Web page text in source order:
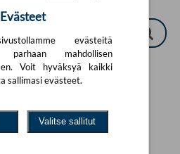
Yritä uutta hakua alla olevalla
Evästeet
evästeitä
parhaan mahdollisen
Voit hyväksyä kaikki
sallimasi evästeet.
Valitse sallitut